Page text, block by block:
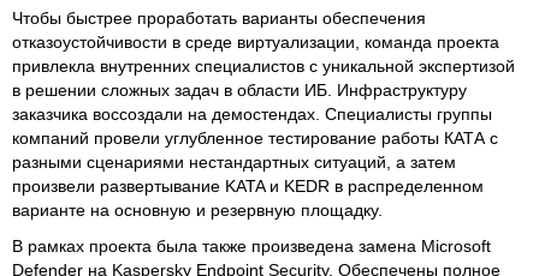
Чтобы быстрее проработать варианты обеспечения
отказоустойчивости в среде виртуализации, команда проекта
привлекла внутренних специалистов с уникальной экспертизой
в решении сложных задач в области ИБ. Инфраструктуру
заказчика воссоздали на демостендах. Специалисты группы
компаний провели углубленное тестирование работы КАТА с
разными сценариями нестандартных ситуаций, а затем
произвели развертывание KATA и KEDR в распределенном
варианте на основную и резервную площадку.
В рамках проекта была также произведена замена Microsoft
Defender на Kaspersky Endpoint Security. Обеспечены полное